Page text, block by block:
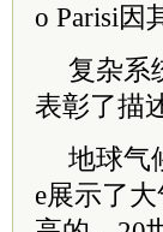
o Parisi因
复杂系
表彰了描
地球气
e展示了